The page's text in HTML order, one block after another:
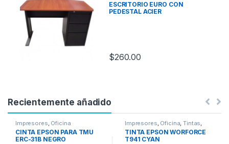
ESCRITORIO EURO CON
PEDESTAL ACIER
$260.00
Recientemente añadido
Impresores Oficina
CINTA EPSON PARA TMU
ERC-31B NEGRO
Impresores Oficina ,Tintas
Tintas Epson
TINTA EPSON WORFORCE
T941 CYAN